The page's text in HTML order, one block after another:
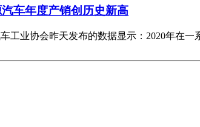
车年度产销创历史新高
工业协会昨天发布的数据显示：2020年在